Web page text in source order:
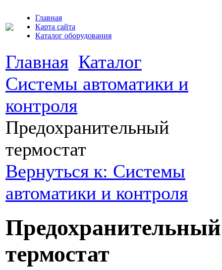
Главная
Карта сайта
Каталог оборудования
Главная Каталог
Системы автоматики и
контроля
Предохранительный
термостат
Вернуться к: Системы
автоматики и контроля
Предохранительный
термостат